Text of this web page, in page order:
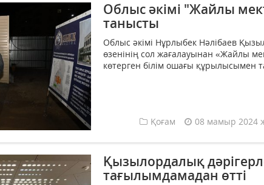
Облыс әкімі "Жайлы
танысты
Облыс әкімі Нұрлыбек Нәлібаев
өзенінің сол жағалауынан «Жайлы
көтерген білім ошағы құрылысымен
Қоғам 08 мамыр 2024
Қызылордалық
тағылымдамадан өтті